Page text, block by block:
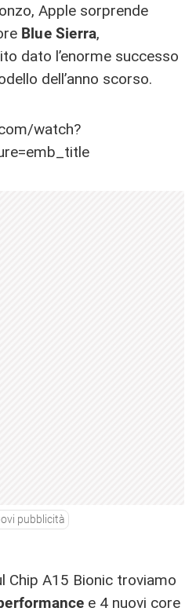
Apple sorprende
Blue Sierra,
dato l’enorme successo
dell’anno scorso.
watch?
pubblicità
Chip A15 Bionic troviamo
e 4 nuovi core